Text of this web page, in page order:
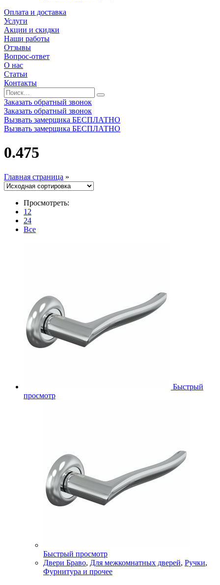
Оплата и доставка
Услуги
Акции и скидки
Наши работы
Отзывы
Вопрос-ответ
О нас
Статьи
Контакты
Заказать обратный звонок
Заказать обратный звонок
Вызвать замерщика БЕСПЛАТНО
Вызвать замерщика БЕСПЛАТНО
0.475
Главная страница »
Просмотреть:
12
24
Все
Быстрый
просмотр
Быстрый просмотр
Двери Браво, Для межкомнатных дверей, Ручки,
Фурнитура и прочее